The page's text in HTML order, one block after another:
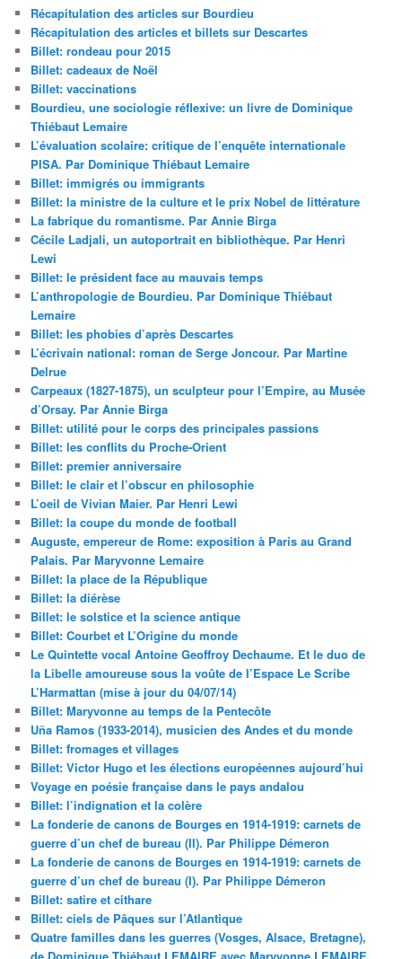
Récapitulation des articles sur Bourdieu
Récapitulation des articles et billets sur Descartes
Billet: rondeau pour 2015
Billet: cadeaux de Noël
Billet: vaccinations
Bourdieu, une sociologie réflexive: un livre de Dominique
Thiébaut Lemaire
L’évaluation scolaire: critique de l’enquête internationale
PISA. Par Dominique Thiébaut Lemaire
Billet: immigrés ou immigrants
Billet: la ministre de la culture et le prix Nobel de littérature
La fabrique du romantisme. Par Annie Birga
Cécile Ladjali, un autoportrait en bibliothèque. Par Henri
Lewi
Billet: le président face au mauvais temps
L’anthropologie de Bourdieu. Par Dominique Thiébaut
Lemaire
Billet: les phobies d’après Descartes
L’écrivain national: roman de Serge Joncour. Par Martine
Delrue
Carpeaux (1827-1875), un sculpteur pour l’Empire, au Musée
d’Orsay. Par Annie Birga
Billet: utilité pour le corps des principales passions
Billet: les conflits du Proche-Orient
Billet: premier anniversaire
Billet: le clair et l’obscur en philosophie
L’oeil de Vivian Maier. Par Henri Lewi
Billet: la coupe du monde de football
Auguste, empereur de Rome: exposition à Paris au Grand
Palais. Par Maryvonne Lemaire
Billet: la place de la République
Billet: la diérèse
Billet: le solstice et la science antique
Billet: Courbet et L’Origine du monde
Le Quintette vocal Antoine Geoffroy Dechaume. Et le duo de
la Libelle amoureuse sous la voûte de l’Espace Le Scribe
L’Harmattan (mise à jour du 04/07/14)
Billet: Maryvonne au temps de la Pentecôte
Uña Ramos (1933-2014), musicien des Andes et du monde
Billet: fromages et villages
Billet: Victor Hugo et les élections européennes aujourd’hui
Voyage en poésie française dans le pays andalou
Billet: l’indignation et la colère
La fonderie de canons de Bourges en 1914-1919: carnets de
guerre d’un chef de bureau (II). Par Philippe Démeron
La fonderie de canons de Bourges en 1914-1919: carnets de
guerre d’un chef de bureau (I). Par Philippe Démeron
Billet: satire et cithare
Billet: ciels de Pâques sur l’Atlantique
Quatre familles dans les guerres (Vosges, Alsace, Bretagne),